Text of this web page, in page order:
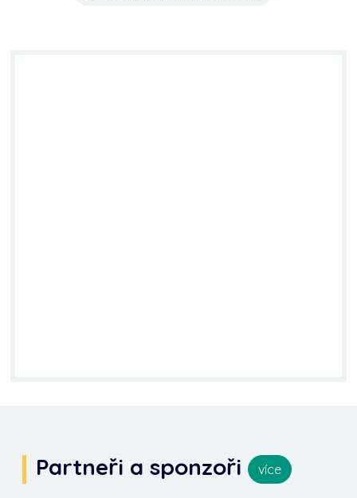
Partneři a sponzoři více